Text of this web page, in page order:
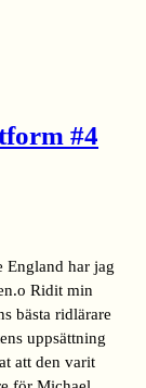
#4
England har jag
Ridit min
bästa ridlärare
uppsättning
att den varit